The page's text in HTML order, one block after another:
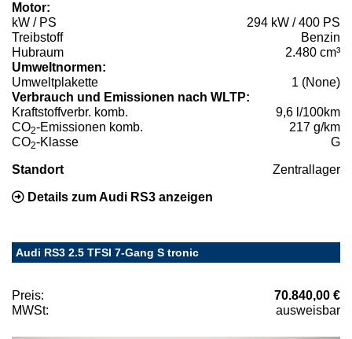
Motor:
kW / PS
294 kW / 400 PS
Treibstoff
Benzin
Hubraum
2.480 cm³
Umweltnormen:
Umweltplakette
1 (None)
Verbrauch und Emissionen nach WLTP:
Kraftstoffverbr. komb.
9,6 l/100km
CO2-Emissionen komb.
217 g/km
CO2-Klasse G
Standort Zentrallager
Details zum Audi RS3 anzeigen
Audi RS3 2.5 TFSI 7-Gang S tronic
Preis:
70.840,00 €
MWSt:
ausweisbar